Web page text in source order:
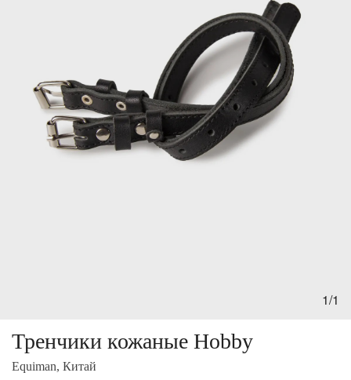
1/1
Тренчики кожаные Hobby
Equiman, Китай